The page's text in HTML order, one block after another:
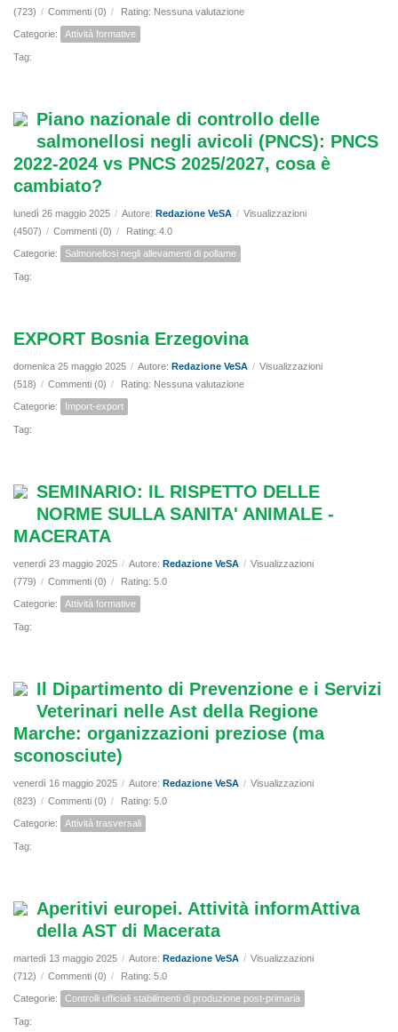
(723) / Commenti (0) / Rating: Nessuna valutazione
Categorie: Attività formative
Tag:
Piano nazionale di controllo delle
salmonellosi negli avicoli (PNCS): PNCS
2022-2024 vs PNCS 2025/2027, cosa è
cambiato?
lunedì 26 maggio 2025 / Autore: Redazione VeSA / Visualizzazioni
(4507) / Commenti (0) / Rating: 4.0
Categorie: Salmonellosi negli allevamenti di pollame
Tag:
EXPORT Bosnia Erzegovina
domenica 25 maggio 2025 / Autore: Redazione VeSA / Visualizzazioni
(518) / Commenti (0) / Rating: Nessuna valutazione
Categorie: Import-export
Tag:
SEMINARIO: IL RISPETTO DELLE
NORME SULLA SANITA' ANIMALE -
MACERATA
venerdì 23 maggio 2025 / Autore: Redazione VeSA / Visualizzazioni
(779) / Commenti (0) / Rating: 5.0
Categorie: Attività formative
Tag:
Il Dipartimento di Prevenzione e i Servizi
Veterinari nelle Ast della Regione
Marche: organizzazioni preziose (ma
sconosciute)
venerdì 16 maggio 2025 / Autore: Redazione VeSA / Visualizzazioni
(823) / Commenti (0) / Rating: 5.0
Categorie: Attività trasversali
Tag:
Aperitivi europei. Attività informAttiva
della AST di Macerata
martedì 13 maggio 2025 / Autore: Redazione VeSA / Visualizzazioni
(712) / Commenti (0) / Rating: 5.0
Categorie: Controlli ufficiali stabilimenti di produzione post-primaria
Tag: